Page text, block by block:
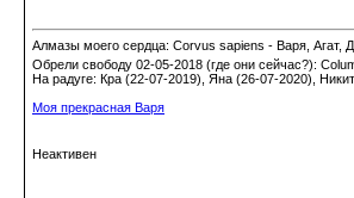
Алмазы моего сердца: Corvus sapiens - Варя, Агат,
Обрели свободу 02-05-2018 (где они сейчас?):
На радуге: Кра (22-07-2019), Яна (26-07-2020),
Моя прекрасная Варя
Неактивен